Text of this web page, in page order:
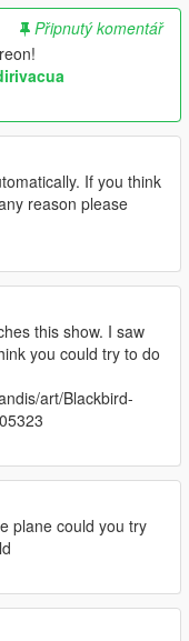
Připnutý komentář
If you think
reason please
this show. I saw
you could try to do
art/Blackbird-
plane could you try